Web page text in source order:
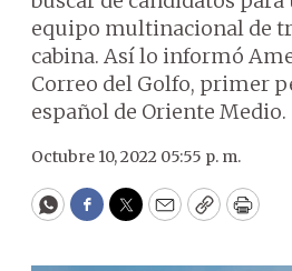
equipo multinacional de
cabina. Así lo informó
Correo del Golfo, primer
español de Oriente Medio.
Octubre 10, 2022 05:55 p. m.
WhatsApp
Facebook
Twitter
EmailCopyPrint